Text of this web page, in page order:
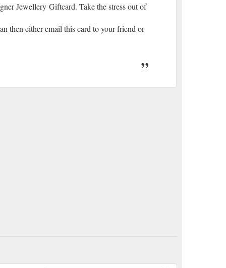
Jewellery Giftcard. Take the stress out of
then either email this card to your friend or